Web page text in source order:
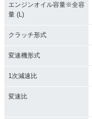
エンジンオイル容量※全容
量 (L)
クラッチ形式
変速機形式
1次減速比
変速比